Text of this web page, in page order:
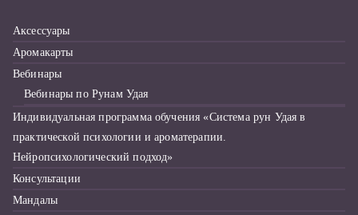
Аксессуары
Аромакарты
Вебинары
Вебинары по Рунам Удая
Индивидуальная программа обучения «Система рун Удая в
практической психологии и ароматерапии.
Нейропсихологический подход»
Консультации
Мандалы